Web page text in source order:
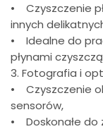
• Czyszczenie
innych
• Idealne do
płynami
3️. Fotografia i
• Czyszczenie
sensorów,
• Doskonałe do